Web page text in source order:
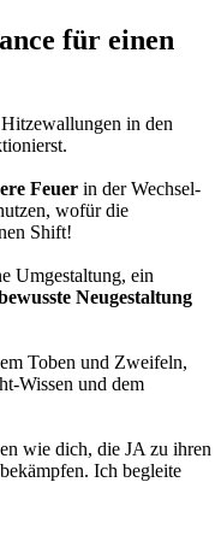
für einen
in den
Feuer in der Wechsel-
wofür die
Shift!
Umgestaltung, ein
Neugestaltung
Toben und Zweifeln,
Wissen und dem
wie dich, die JA zu ihren
Ich begleite